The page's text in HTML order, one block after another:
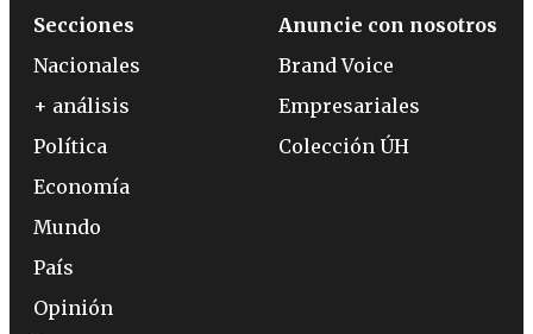
Secciones
Nacionales
+ análisis
Política
Economía
Mundo
País
Opinión
Anuncie con nosotros
Brand Voice
Empresariales
Colección ÚH